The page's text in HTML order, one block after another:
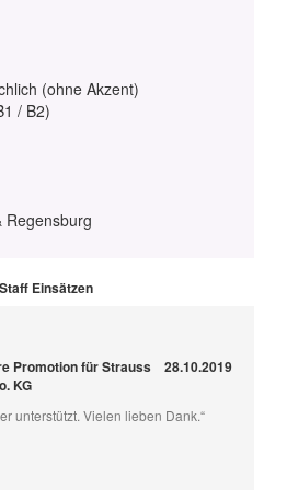
(ohne Akzent)
/ B2)
Regensburg
Einsätzen
Promotion für Strauss
KG
28.10.2019
unterstützt. Vielen lieben Dank.“